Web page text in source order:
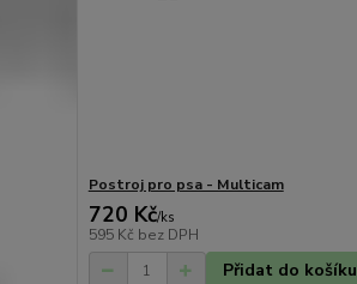
Postroj pro psa - Multicam
720 Kč/ks
595 Kč bez DPH
Přidat do košíku